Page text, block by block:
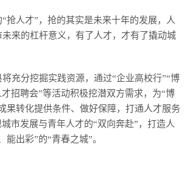
抢人才”，抢的其实是未来十年的发展，人
来的杠杆意义，有了人才，才有了撬动城
将充分挖掘实践资源，通过“企业高校行”“博
招聘会”等活动积极挖潜双方需求，为“博
果转化提供条件、做好保障，打通人才服务
市发展与青年人才的“双向奔赴”，打造人
能出彩”的“青春之城”。